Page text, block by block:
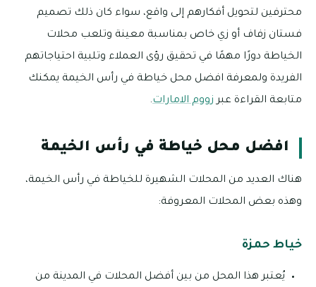
محترفين لتحويل أفكارهم إلى واقع، سواء كان ذلك تصميم
فستان زفاف أو زي خاص بمناسبة معينة وتلعب محلات
الخياطة دورًا مهمًا في تحقيق رؤى العملاء وتلبية احتياجاتهم
الفريدة ولمعرفة افضل محل خياطة في رأس الخيمة يمكنك
متابعة القراءة عبر زووم الامارات.
افضل محل خياطة في رأس الخيمة
هناك العديد من المحلات الشهيرة للخياطة في رأس الخيمة،
وهذه بعض المحلات المعروفة:
خياط حمزة
يُعتبر هذا المحل من بين أفضل المحلات في المدينة من